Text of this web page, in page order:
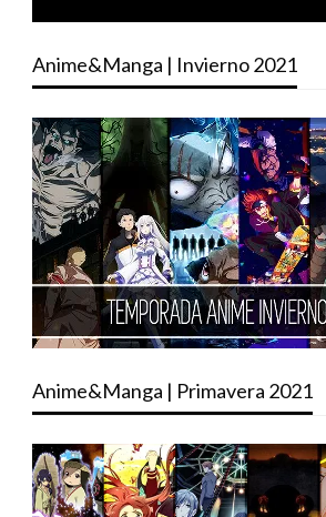
Anime&Manga | Invierno 2021
Anime&Manga | Primavera 2021